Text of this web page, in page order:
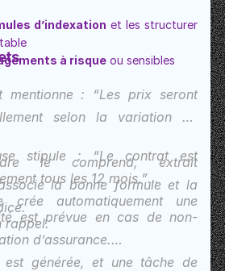
d’indexation et les structurer
à risque ou sensibles
mentionne : “Les prix seront
selon la variation de
le comprend, extrait
la bonne formule et la
stipule : “Le contrat est
tous les 12 mois.”
crée automatiquement une
rappel.
est prévue en cas de non-
d’assurance.
générée, et une tâche de